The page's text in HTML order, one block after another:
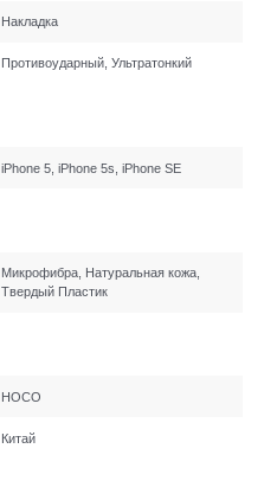
Накладка
Противоударный, Ультратонкий
iPhone 5, iPhone 5s, iPhone SE
Микрофибра, Натуральная кожа,
Твердый Пластик
HOCO
Китай